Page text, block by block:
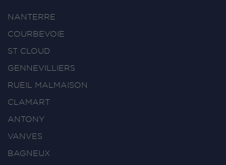
NANTERRE
COURBEVOIE
ST CLOUD
GENNEVILLIERS
RUEIL MALMAISON
CLAMART
ANTONY
VANVES
BAGNEUX